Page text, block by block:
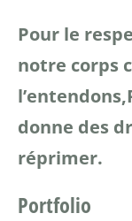
Pour le
notre corps
l’entendons,
donne des
réprimer.
Portfolio